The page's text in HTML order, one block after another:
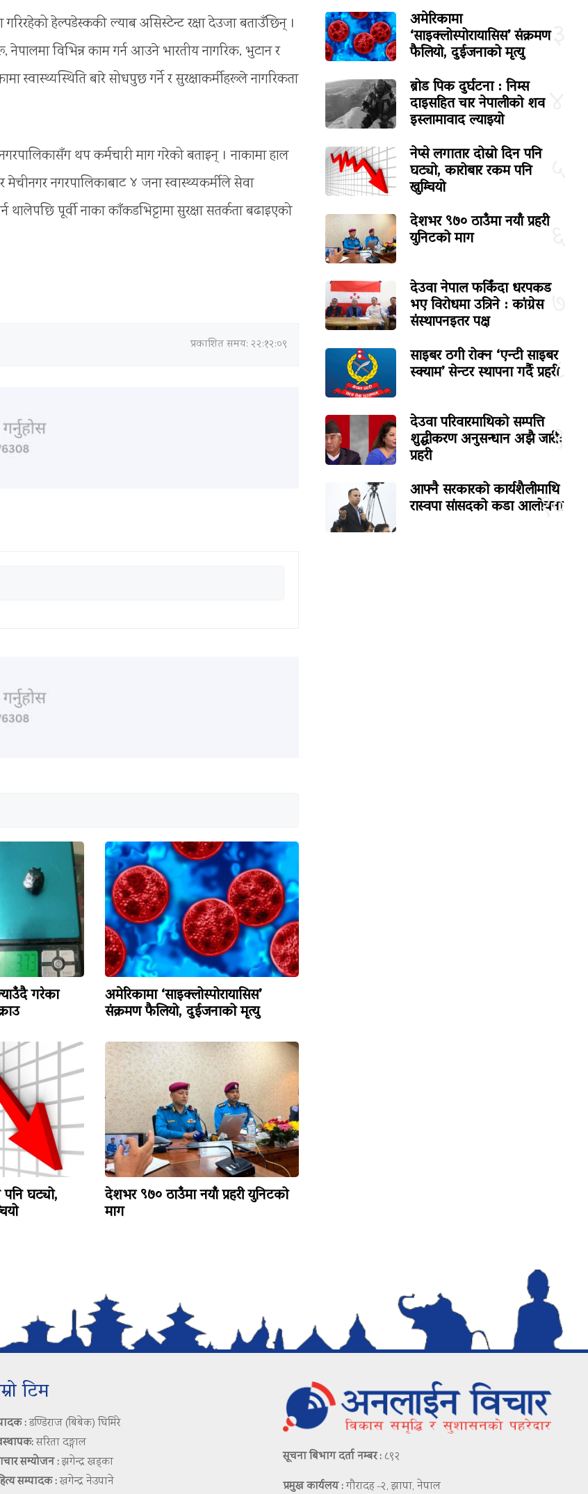
हेल्पडेस्ककी ल्याब असिस्टेन्ट रक्षा देउजा बताउँछिन् ।
नेपालमा विभिन्न काम गर्न आउने भारतीय नागरिक, भुटान र
स्वास्थ्यस्थिति बारे सोधपुछ गर्ने र सुरक्षाकर्मीहरूले नागरिकता
थप कर्मचारी माग गरेको बताइन् । नाकामा हाल
मेचीनगर नगरपालिकाबाट ४ जना स्वास्थ्यकर्मीले सेवा
पूर्वी नाका काँकडभिट्टामा सुरक्षा सतर्कता बढाइएको
प्रकाशित समय: २२:१२:०९
गरेका अमेरिकामा ‘साइक्लोस्पोरायासिस’
संक्रमण फैलियो, दुईजनाको मृत्यु
पनि घट्यो, देशभर ९७० ठाउँमा नयाँ प्रहरी युनिटको
माग
३
अमेरिकामा
‘साइक्लोस्पोरायासिस’ संक्रमण
फैलियो, दुईजनाको मृत्यु
ब्रोड पिक दुर्घटना : निम्स
दाइसहित चार नेपालीको शव
इस्लामावाद ल्याइयो
नेप्से लगातार दोस्रो दिन पनि
घट्यो, कारोबार रकम पनि
खुम्चियो
देशभर ९७० ठाउँमा नयाँ प्रहरी
युनिटको माग
७
देउवा नेपाल फर्किंदा धरपकड
भए विरोधमा उत्रिने : कांग्रेस
संस्थापनइतर पक्ष
८
साइबर ठगी रोक्न ‘एन्टी साइबर
स्क्याम’ सेन्टर स्थापना गर्दै प्रहरी
९
देउवा परिवारमाथिको सम्पत्ति
शुद्धीकरण अनुसन्धान अझै जारी:
प्रहरी
१०
आफ्नै सरकारको कार्यशैलीमाथि
रास्वपा सांसदको कडा आलोचना
टिम
:डण्डिराज (बिबेक) घिमिरे
सरिता दङ्गाल
सम्योजन :झगेन्द्र खड्का
सम्पादक :खगेन्द्र नेउपाने
सूचना बिभाग दर्ता नम्बर : ८९२
प्रमुख कार्यलय :गौरादह -२, झापा, नेपाल